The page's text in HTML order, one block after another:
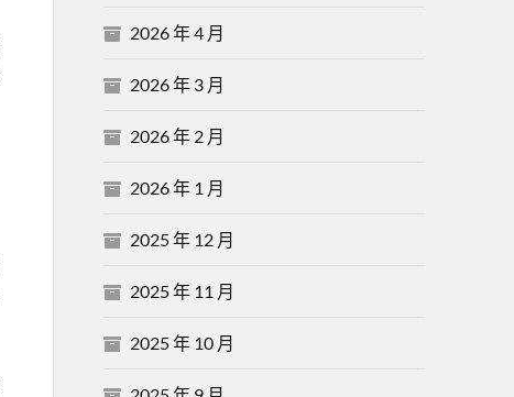
2026 年 4 月
2026 年 3 月
2026 年 2 月
2026 年 1 月
2025 年 12 月
2025 年 11 月
2025 年 10 月